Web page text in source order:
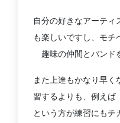
自分の好きなアーティ
も楽しいですし、モチ
趣味の仲間とバンド
また上達もかなり早
習するよりも、例えば
という方が練習にもチ